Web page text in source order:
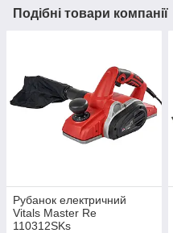
Подібні товари компанії
Рубанок електричний
Vitals Master Re
110312SKs